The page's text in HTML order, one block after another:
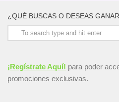
¿QUÉ BUSCAS O DESEAS
¡Regístrate Aquí! para poder
promociones exclusivas.